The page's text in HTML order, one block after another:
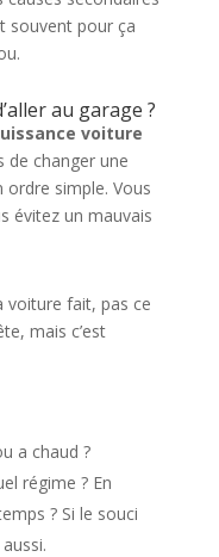
souvent pour ça
au garage ?
voiture
de changer une
ordre simple. Vous
évitez un mauvais
voiture fait, pas ce
mais c’est
a chaud ?
régime ? En
? Si le souci